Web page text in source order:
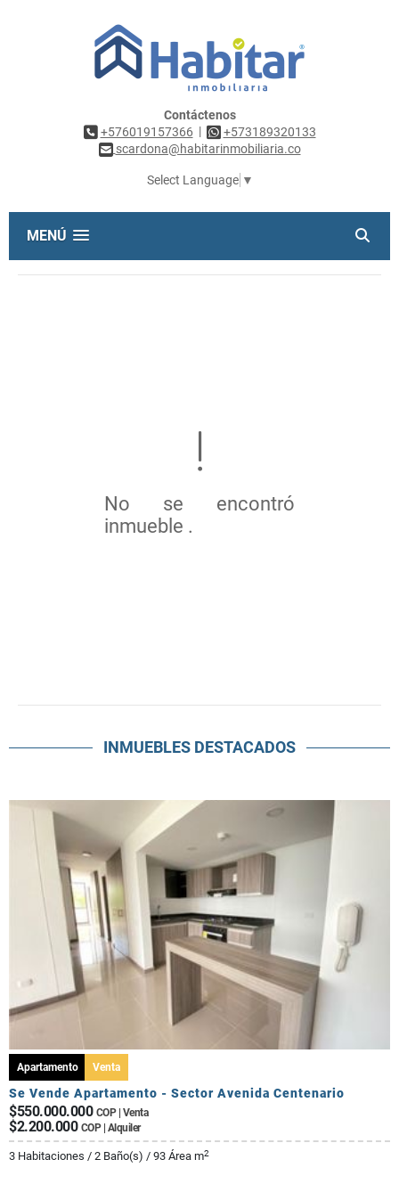
Contáctenos
+576019157366 |
+573189320133
scardona@habitarinmobiliaria.co
Select Language ▼
MENÚ
No se encontró
inmueble .
INMUEBLES DESTACADOS
Apartamento Venta
Se Vende Apartamento - Sector Avenida Centenario
$550.000.000 COP | Venta
$2.200.000 COP | Alquiler
3 Habitaciones / 2 Baño(s) / 93 Área m2